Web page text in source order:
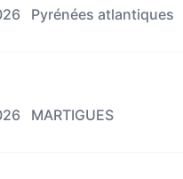
Pyrénées atlantiques
MARTIGUES